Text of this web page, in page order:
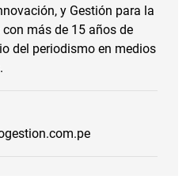
y Gestión para la
más de 15 años de
del periodismo en medios